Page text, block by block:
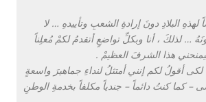
البلادِ دونَ إرادةِ الشعبِ وتأييدهِ … لا
… لذلكَ ، أنا وبكلِّ تواضعٍ أتقدمُ لكمْ مُعلِناً
هذا الشرفَ العظيمْ .
أقولُ لكم إنني أمتثلُ لنداءِ جماهيرَ واسعةٍ
كما كنتُ دائماً – جندياً مكلفاً بخدمةِ الوطنِ